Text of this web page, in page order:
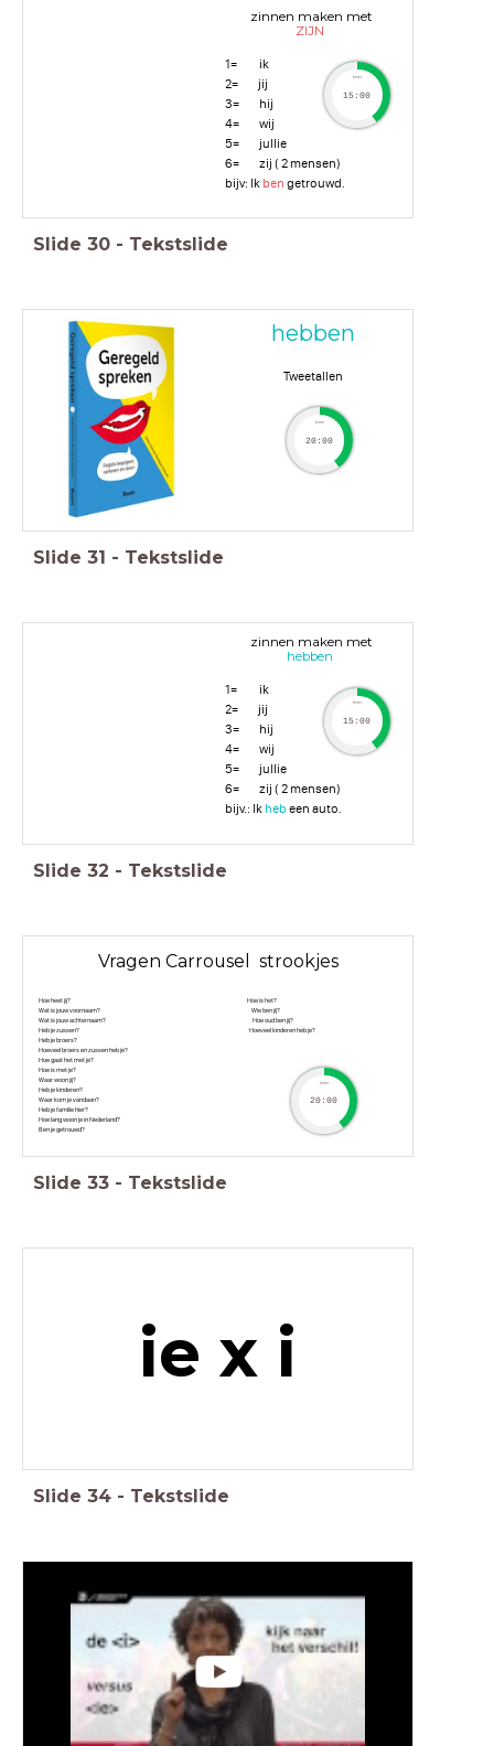
zinnen maken met
ZIJN
1= ik
2= jij
3= hij
4= wij
5= jullie
6= zij ( 2 mensen)
bijv: Ik ben getrouwd.
timer
15:00
Slide 30 - Tekstslide
hebben
Tweetallen
timer
20:00
Slide 31 - Tekstslide
zinnen maken met
hebben
1= ik
2= jij
3= hij
4= wij
5= jullie
6= zij ( 2 mensen)
bijv.: Ik heb een auto.
timer
15:00
Slide 32 - Tekstslide
Vragen Carrousel strookjes
Hoe heet jij? Hoe is het?
Wat is jouw voornaam? Wie ben jij?
Wat is jouw achternaam? Hoe oud ben jij?
Heb je zussen? Hoeveel kinderen heb je?
Heb je broers?
Hoeveel broers en zussen heb je?
Hoe gaat het met je?
Hoe is met je?
Waar woon jij?
Heb je kinderen?
Waar kom je vandaan?
Heb je familie hier?
Hoe lang woon je in Nederland?
Ben je getrouwd?
timer
20:00
Slide 33 - Tekstslide
ie x i
Slide 34 - Tekstslide